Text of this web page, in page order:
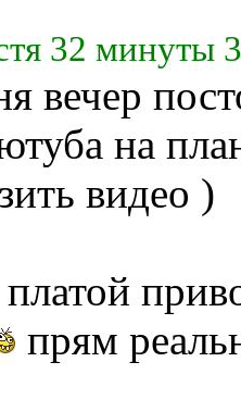
32 минуты
вечер
на
видео )
прям